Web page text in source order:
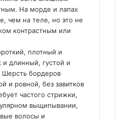
На морде и лапах
чем на теле, но это не
контрастным или
плотный и
длинный, густой и
бордеров
и ровной, без завитков
частого стрижки,
выщипывании,
волосы и